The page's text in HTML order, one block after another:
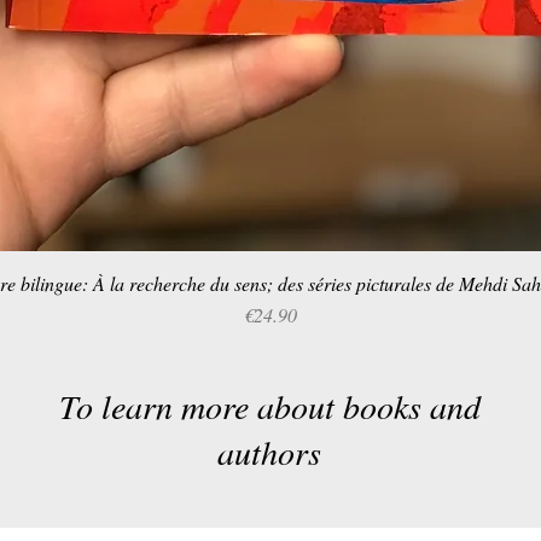
Quick View
bilingue: À la recherche du sens; des séries picturales de Mehdi
Price
€24.90
To learn more about books and
authors